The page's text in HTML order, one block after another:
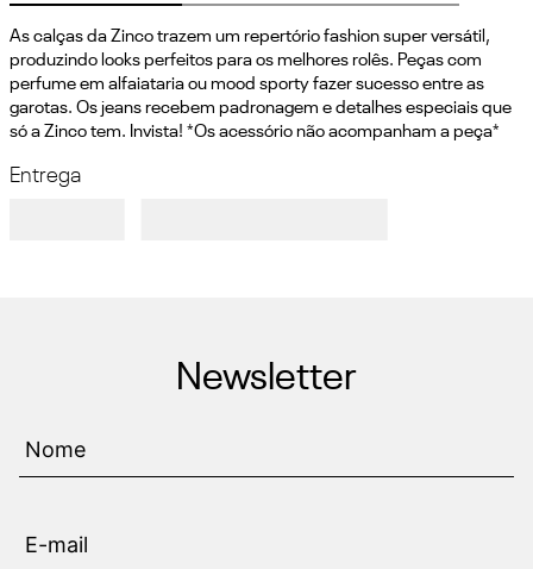
As calças da Zinco trazem um repertório fashion super versátil,
produzindo looks perfeitos para os melhores rolês. Peças com
perfume em alfaiataria ou mood sporty fazer sucesso entre as
garotas. Os jeans recebem padronagem e detalhes especiais que
só a Zinco tem. Invista! *Os acessório não acompanham a peça*
Entrega
Newsletter